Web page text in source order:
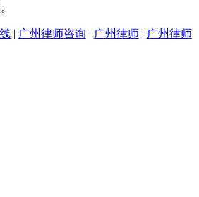
| 广州律师咨询 | 广州律师| 广州律师